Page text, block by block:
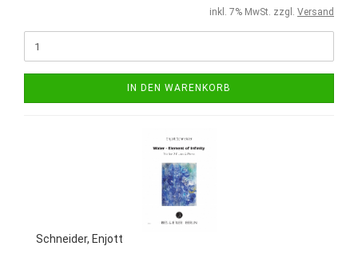
inkl. 7% MwSt. zzgl. Versand
IN DEN WARENKORB
Schneider, Enjott